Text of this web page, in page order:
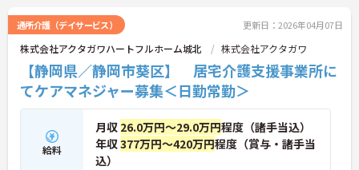
通所介護（デイサービス） 更新日：2026年04月07日
株式会社アクタガワハートフルホーム城北 株式会社アクタガワ
【静岡県／静岡市葵区】 居宅介護支援事業所に
てケアマネジャー募集＜日勤常勤＞
給料
月収 26.0万円～29.0万円程度（諸手当込）
年収377万円～420万円程度（賞与・諸手当
込）